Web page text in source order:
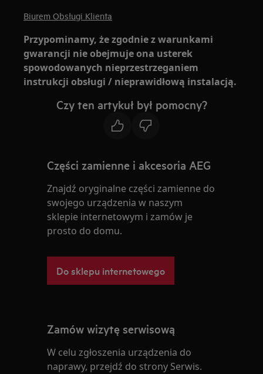
Biurem Obsługi Klienta
Przypominamy, że zgodnie z warunkami
gwarancji nie obejmuje ona usterek
spowodowanych nieprzestrzeganiem
instrukcji obsługi / nieprawidłową instalacją.
Czy ten artykuł był pomocny?
Części zamienne i akcesoria AEG
Znajdź oryginalne części zamienne do
swojego urządzenia w naszym
sklepie internetowym i zamów je
prosto do domu.
Do sklepu internetowego
Zamów wizytę serwisową
W celu zgłoszenia urządzenia do
naprawy, przejdź do strony Serwis.